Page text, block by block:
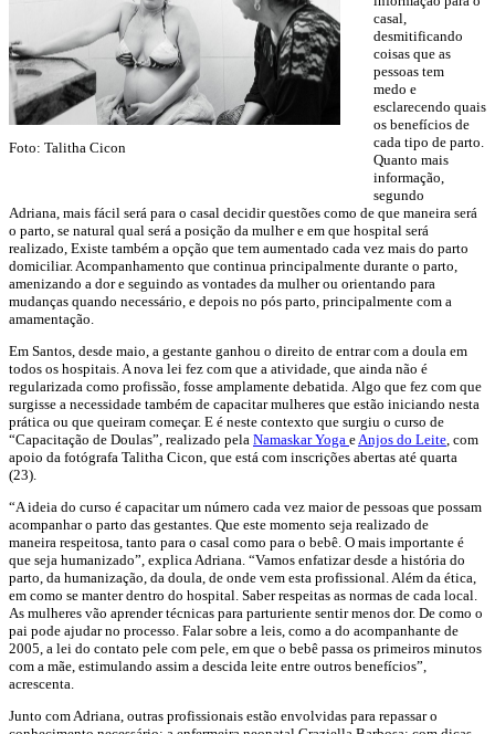
Foto: Talitha Cicon
casal,
desmitificando
coisas que as
pessoas tem
medo e
esclarecendo quais
os benefícios de
cada tipo de parto.
Quanto mais
informação,
segundo
Adriana, mais fácil será para o casal decidir questões como de que maneira será
o parto, se natural qual será a posição da mulher e em que hospital será
realizado, Existe também a opção que tem aumentado cada vez mais do parto
domiciliar. Acompanhamento que continua principalmente durante o parto,
amenizando a dor e seguindo as vontades da mulher ou orientando para
mudanças quando necessário, e depois no pós parto, principalmente com a
amamentação.
Em Santos, desde maio, a gestante ganhou o direito de entrar com a doula em
todos os hospitais. A nova lei fez com que a atividade, que ainda não é
regularizada como profissão, fosse amplamente debatida. Algo que fez com que
surgisse a necessidade também de capacitar mulheres que estão iniciando nesta
prática ou que queiram começar. E é neste contexto que surgiu o curso de
“Capacitação de Doulas”, realizado pela Namaskar Yoga e Anjos do Leite , com
apoio da fotógrafa Talitha Cicon, que está com inscrições abertas até quarta
(23).
“A ideia do curso é capacitar um número cada vez maior de pessoas que possam
acompanhar o parto das gestantes. Que este momento seja realizado de
maneira respeitosa, tanto para o casal como para o bebê. O mais importante é
que seja humanizado”, explica Adriana. “Vamos enfatizar desde a história do
parto, da humanização, da doula, de onde vem esta profissional. Além da ética,
em como se manter dentro do hospital. Saber respeitas as normas de cada local.
As mulheres vão aprender técnicas para parturiente sentir menos dor. De como o
pai pode ajudar no processo. Falar sobre a leis, como a do acompanhante de
2005, a lei do contato pele com pele, em que o bebê passa os primeiros minutos
com a mãe, estimulando assim a descida leite entre outros benefícios”,
acrescenta.
Junto com Adriana, outras profissionais estão envolvidas para repassar o